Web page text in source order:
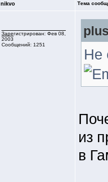
nikvo Тема
Зарегистрирован: Фев 08,
2003
Сообщений: 1251
Не
из
в